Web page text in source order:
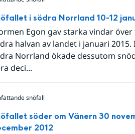
i södra Norrland 10-12
Egon gav starka vindar
halvan av landet i januari 2015.
Norrland ökade dessutom
deci...
snöfall
söder om Vänern 30
2012